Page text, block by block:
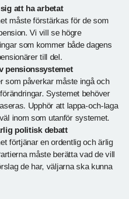
att ha arbetat
måste förstärkas för de som
Vi vill se högre
som kommer både dagens
till del.
pensionssystemet
som påverkar måste ingå och
Systemet behöver
Upphör att lappa-och-laga
inom som utanför systemet.
politisk debatt
förtjänar en ordentlig och ärlig
måste berätta vad de vill
de har, väljarna ska kunna